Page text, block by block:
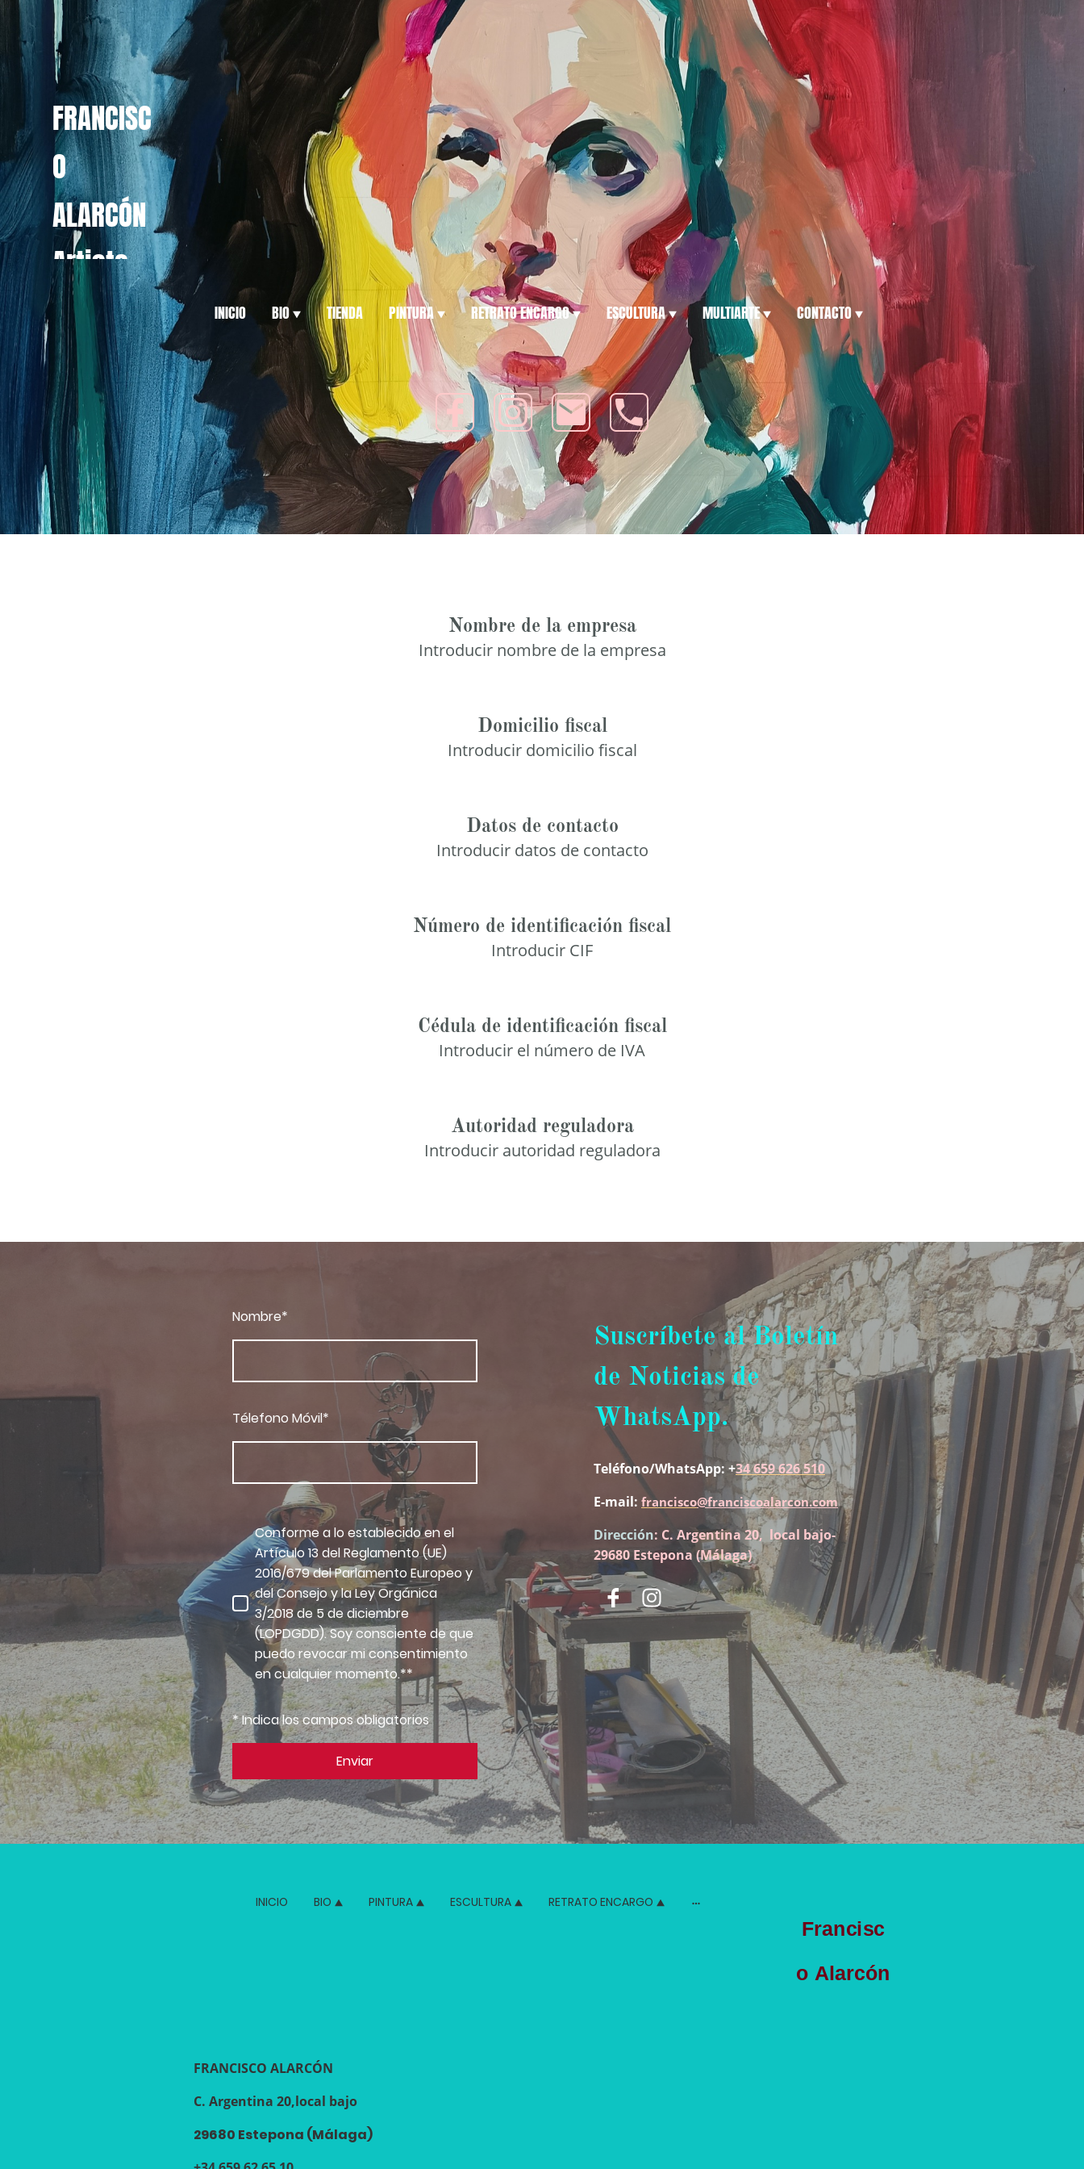
FRANCISC
O
ALARCÓN
Artista
INICIO BIO TIENDA PINTURA RETRATO ENCARGO ESCULTURA MULTIARTE CONTACTO
Nombre de la empresa
Introducir nombre de la empresa
Domicilio fiscal
Introducir domicilio fiscal
Datos de contacto
Introducir datos de contacto
Número de identificación fiscal
Introducir CIF
Cédula de identificación fiscal
Introducir el número de IVA
Autoridad reguladora
Introducir autoridad reguladora
Nombre*
Télefono Móvil*
Conforme a lo establecido en el
Artículo 13 del Reglamento (UE)
2016/679 del Parlamento Europeo y
del Consejo y la Ley Orgánica
3/2018 de 5 de diciembre
(LOPDGDD). Soy consciente de que
puedo revocar mi consentimiento
en cualquier momento.**
* Indica los campos obligatorios
Enviar
Suscríbete al Boletín
de Noticias de
WhatsApp.
Teléfono/WhatsApp: +34 659 626 510
E-mail: francisco@franciscoalarcon.com
Dirección: C. Argentina 20, local bajo-
29680 Estepona (Málaga)
INICIO BIO PINTURA ESCULTURA RETRATO ENCARGO
Francisc
o Alarcón
FRANCISCO ALARCÓN
C. Argentina 20,local bajo
29680 Estepona (Málaga)